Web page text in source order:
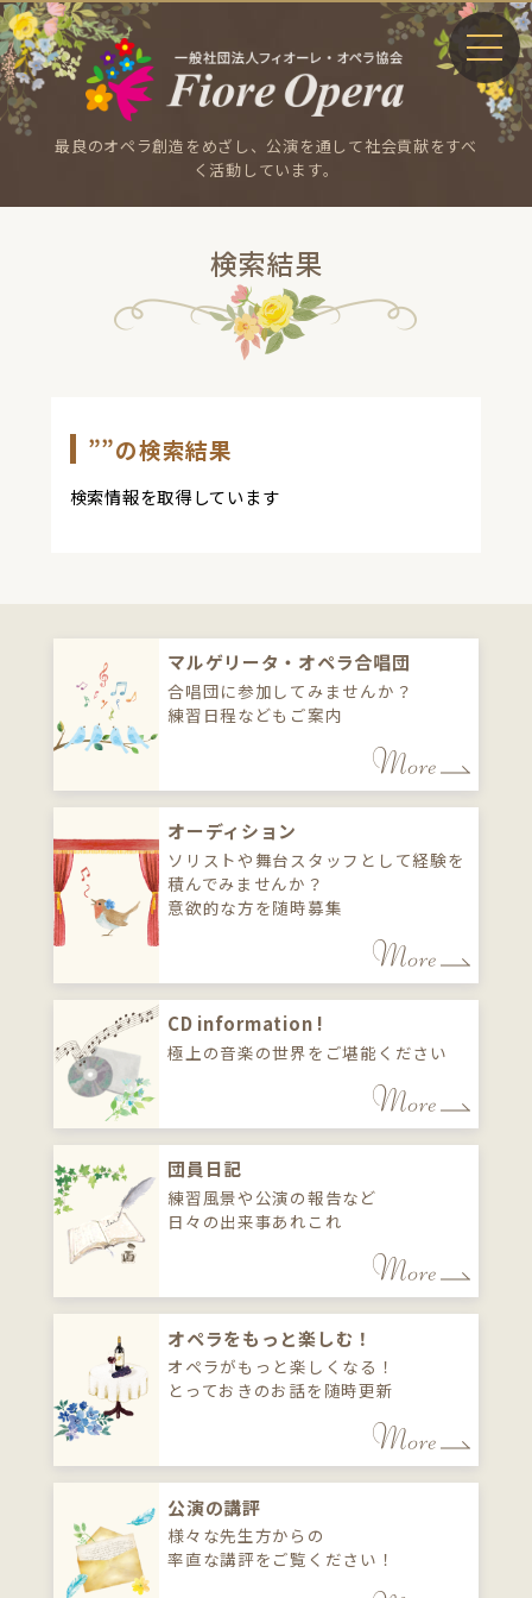
最良のオペラ創造をめざし、公演を通して社会貢献をすべ
く活動しています。
検索結果
””の検索結果
検索情報を取得しています
マルゲリータ・オペラ合唱団
合唱団に参加してみませんか？
練習日程などもご案内
オーディション
ソリストや舞台スタッフとして経験を
積んでみませんか？
意欲的な方を随時募集
CD information !
極上の音楽の世界をご堪能ください
団員日記
練習風景や公演の報告など
日々の出来事あれこれ
オペラをもっと楽しむ！
オペラがもっと楽しくなる！
とっておきのお話を随時更新
公演の講評
様々な先生方からの
率直な講評をご覧ください！